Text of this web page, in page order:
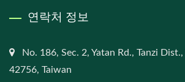
연락처 정보
No. 186, Sec. 2, Yatan Rd., Tanzi
42756, Taiwan